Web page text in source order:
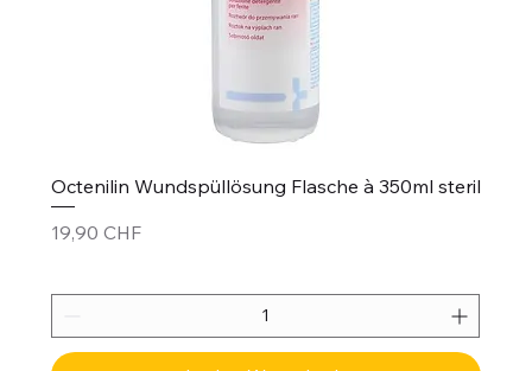
Octenilin Wundspüllösung Flasche à 350ml steril
Preis
19,90 CHF